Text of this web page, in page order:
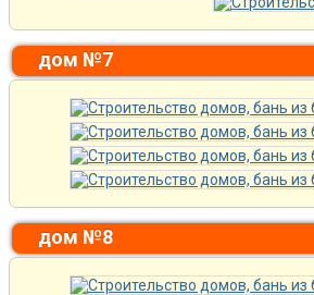
дом №7
дом №8